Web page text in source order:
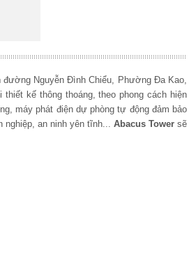
Nguyễn Đình Chiểu, Phường Đa Kao,
kế thông thoáng, theo phong cách hiện
máy phát điện dự phòng tự động đảm bảo
an ninh yên tĩnh... Abacus Towersẽ